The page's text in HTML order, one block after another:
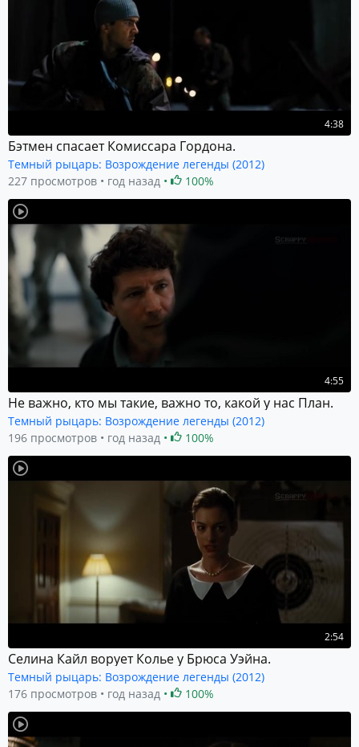
4:38
Бэтмен спасает Комиссара Гордона.
Темный рыцарь: Возрождение легенды (2012)
227 просмотров
год назад 100%
4:55
Не важно, кто мы такие, важно то, какой у нас План.
Темный рыцарь: Возрождение легенды (2012)
196 просмотров
год назад 100%
2:54
Селина Кайл ворует Колье у Брюса Уэйна.
Темный рыцарь: Возрождение легенды (2012)
176 просмотров
год назад 100%